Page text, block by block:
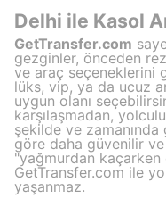
Delhi ile Kasol
GetTransfer.com
gezginler, önceden
ve araç seçeneklerini
lüks, vip, ya da ucuz
uygun olanı
karşılaşmadan,
şekilde ve
göre daha güvenilir ve
"yağmurdan
GetTransfer.com ile
yaşanmaz.